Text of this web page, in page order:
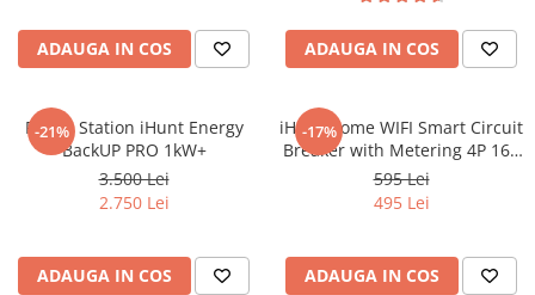
ALTI PRODUCATORI
Telefoane Mobile Ulefone
Tablete Ulefone
Casti Audio Ulefone
Huse protectie Ulefone
Telefoane Mobile Doogee
ADAUGA IN COS ADAUGA IN COS
-21%
Power Station iHunt Energy
BackUP PRO 1kW+
3.500 Lei
2.750 Lei
ADAUGA IN COS
-17%
iHunt Home WIFI Smart Circuit
Breaker with Metering 4P 16A
- Siguranta automata
inteligenta cu contorizare
595 Lei
495 Lei
ADAUGA IN COS